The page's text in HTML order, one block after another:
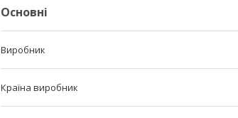
Основні
Виробник
Країна виробник